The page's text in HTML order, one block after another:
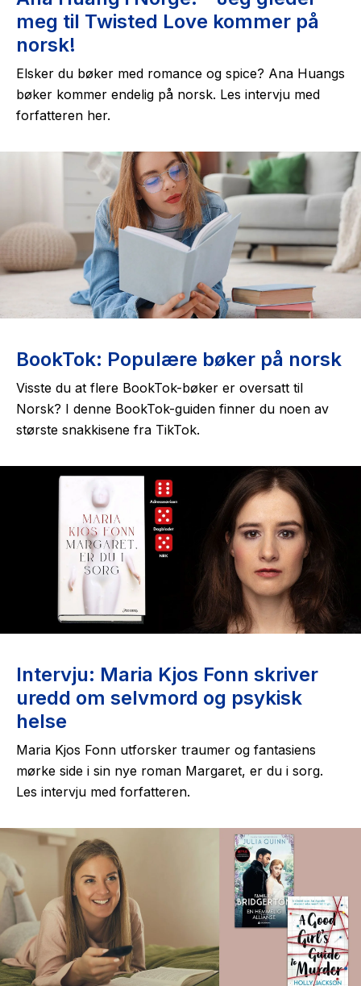
meg til Twisted Love kommer på
norsk!
Elsker du bøker med romance og spice? Ana Huangs
bøker kommer endelig på norsk. Les intervju med
forfatteren her.
BookTok: Populære bøker på norsk
Visste du at flere BookTok-bøker er oversatt til
Norsk? I denne BookTok-guiden finner du noen av
største snakkisene fra TikTok.
Intervju: Maria Kjos Fonn skriver
uredd om selvmord og psykisk
helse
Maria Kjos Fonn utforsker traumer og fantasiens
mørke side i sin nye roman Margaret, er du i sorg.
Les intervju med forfatteren.